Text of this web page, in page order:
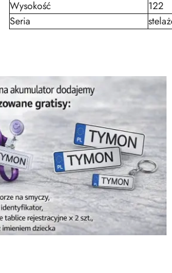
Wysokość
122
Seria